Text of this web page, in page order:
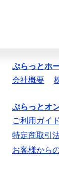
ぷらっとホ
会社概要
ぷらっとオ
ご利用ガイド
特定商取引
お客様から